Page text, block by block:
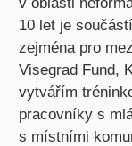
10 let je
zejména pro
Visegrad Fund,
vytvářím
pracovníky s
s místními